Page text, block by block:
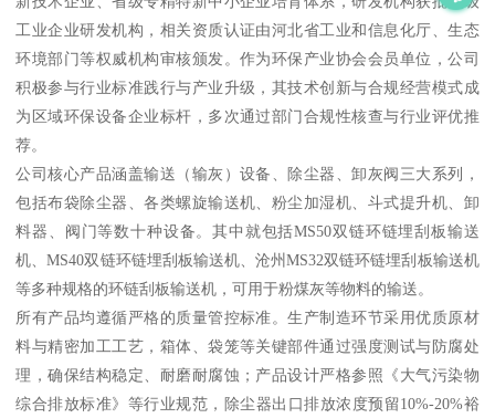
工业企业研发机构，相关资质认证由河北省工业和信息化厅、生态
环境部门等权威机构审核颁发。作为环保产业协会会员单位，公司
积极参与行业标准践行与产业升级，其技术创新与合规经营模式成
为区域环保设备企业标杆，多次通过部门合规性核查与行业评优推
荐。
公司核心产品涵盖输送（输灰）设备、除尘器、卸灰阀三大系列，
包括布袋除尘器、各类螺旋输送机、粉尘加湿机、斗式提升机、卸
料器、阀门等数十种设备。其中就包括MS50双链环链埋刮板输送
机、MS40双链环链埋刮板输送机、沧州MS32双链环链埋刮板输送机
等多种规格的环链刮板输送机，可用于粉煤灰等物料的输送。
所有产品均遵循严格的质量管控标准。生产制造环节采用优质原材
料与精密加工工艺，箱体、袋笼等关键部件通过强度测试与防腐处
理，确保结构稳定、耐磨耐腐蚀；产品设计严格参照《大气污染物
综合排放标准》等行业规范，除尘器出口排放浓度预留10%-20%裕